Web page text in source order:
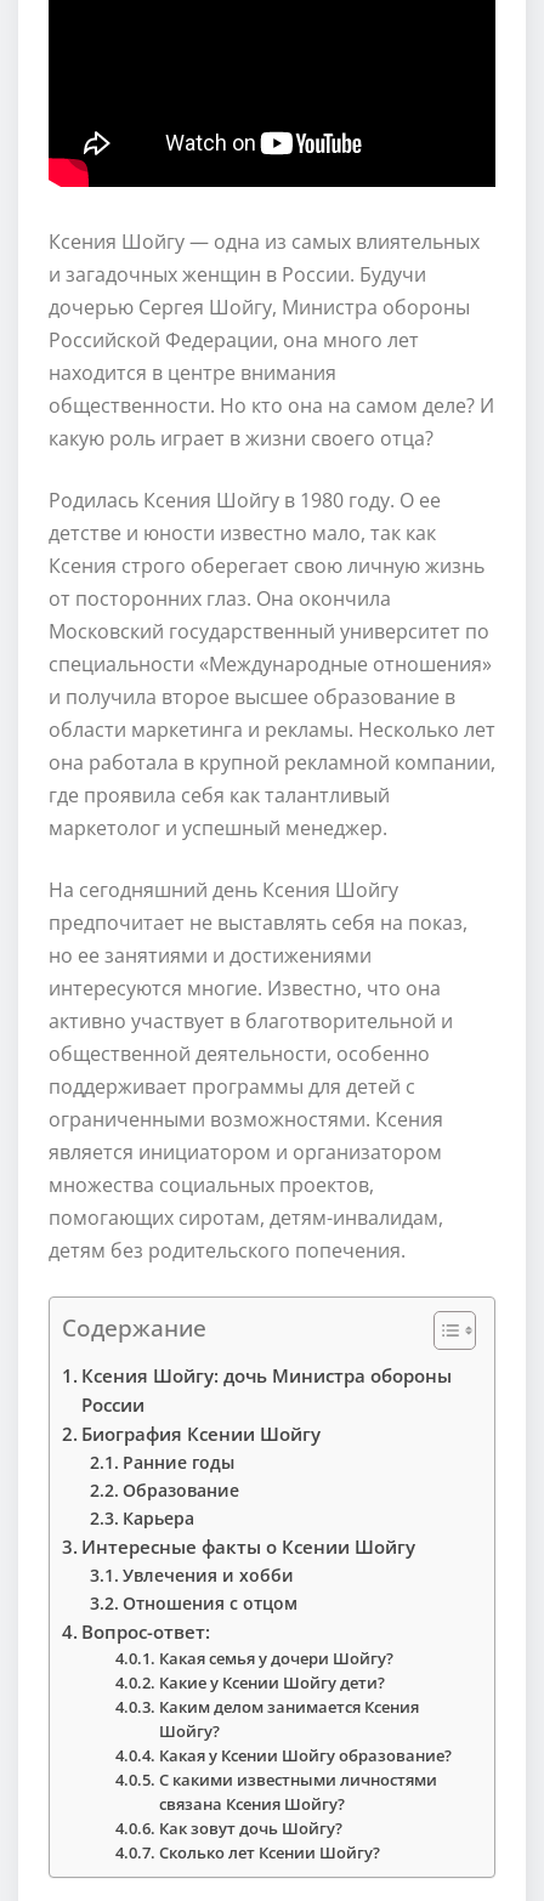
Ксения Шойгу — одна из самых влиятельных
и загадочных женщин в России. Будучи
дочерью Сергея Шойгу, Министра обороны
Российской Федерации, она много лет
находится в центре внимания
общественности. Но кто она на самом деле? И
какую роль играет в жизни своего отца?
Родилась Ксения Шойгу в 1980 году. О ее
детстве и юности известно мало, так как
Ксения строго оберегает свою личную жизнь
от посторонних глаз. Она окончила
Московский государственный университет по
специальности «Международные отношения»
и получила второе высшее образование в
области маркетинга и рекламы. Несколько лет
она работала в крупной рекламной компании,
где проявила себя как талантливый
маркетолог и успешный менеджер.
На сегодняшний день Ксения Шойгу
предпочитает не выставлять себя на показ,
но ее занятиями и достижениями
интересуются многие. Известно, что она
активно участвует в благотворительной и
общественной деятельности, особенно
поддерживает программы для детей с
ограниченными возможностями. Ксения
является инициатором и организатором
множества социальных проектов,
помогающих сиротам, детям-инвалидам,
детям без родительского попечения.
Содержание
Ксения Шойгу: дочь Министра обороны
России
Биография Ксении Шойгу
Ранние годы
Образование
Карьера
Интересные факты о Ксении Шойгу
Увлечения и хобби
Отношения с отцом
Вопрос-ответ:
Какая семья у дочери Шойгу?
Какие у Ксении Шойгу дети?
Каким делом занимается Ксения
Шойгу?
Какая у Ксении Шойгу образование?
С какими известными личностями
связана Ксения Шойгу?
Как зовут дочь Шойгу?
Сколько лет Ксении Шойгу?